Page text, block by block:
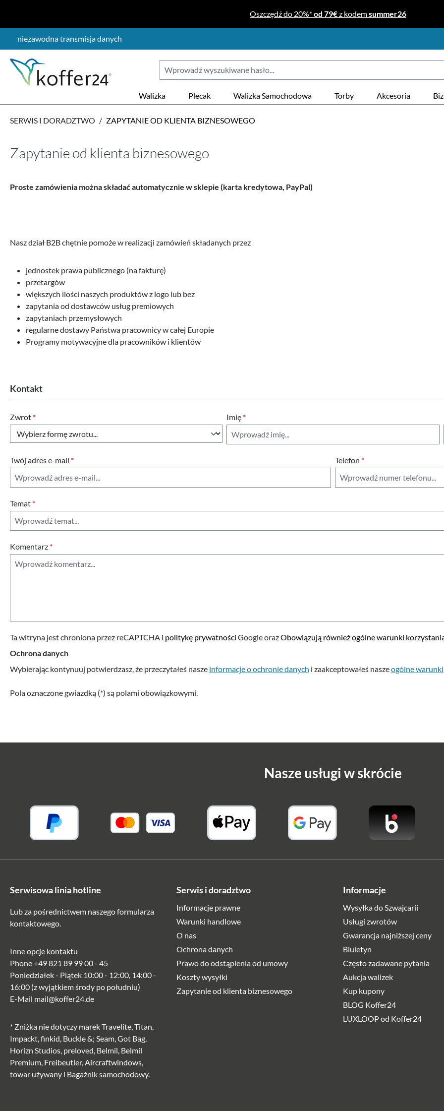
Oszczędź do 20%*od 79€z kodemsummer26
niezawodna transmisja danych
Walizka Plecak Walizka Samochodowa Torby Akcesoria
SERWIS I DORADZTWO / ZAPYTANIE OD KLIENTA BIZNESOWEGO
Zapytanie od klienta biznesowego
Proste zamówienia można składać automatycznie w sklepie (karta kredytowa, PayPal)
Nasz dział B2B chętnie pomoże w realizacji zamówień składanych przez
jednostek prawa publicznego (na fakturę)
przetargów
większych ilości naszych produktów z logo lub bez
zapytania od dostawców usług premiowych
zapytaniach przemysłowych
regularne dostawy Państwa pracownicy w całej Europie
Programy motywacyjne dla pracowników i klientów
Kontakt
Zwrot * Imię *
Twój adres e-mail * Telefon *
Temat *
Komentarz *
Ta witryna jest chroniona przez reCAPTCHA i politykę prywatności Google orazObowiązują również ogólne warunki
Ochrona danych
Wybierając kontynuuj potwierdzasz, że przeczytałeś nasze informacje o ochronie danych i zaakceptowałeś naszeogólne warunki
Pola oznaczone gwiazdką (*) są polami obowiązkowymi.
Nasze usługi w skrócie
Serwisowa linia hotline
Lub za pośrednictwem naszegoformularza
kontaktowego.
Inne opcje kontaktu
Phone+49 821 89 99 00 - 45
Poniedziałek - Piątek 10:00 - 12:00, 14:00 -
16:00 (z wyjątkiem środy po południu)
E-Mail mail@koffer24.de
* Zniżka nie dotyczy marek Travelite, Titan,
Impackt, finkid, Buckle &; Seam, Got Bag,
Horizn Studios, preloved, Belmil, Belmil
Premium, Freibeutler, Aircraftwindows,
towar używany i Bagażnik samochodowy.
Serwis i doradztwo
Informacje prawne
Warunki handlowe
O nas
Ochrona danych
Prawo do odstąpienia od umowy
Koszty wysyłki
Zapytanie od klienta biznesowego
Informacje
Wysyłka do Szwajcarii
Usługi zwrotów
Gwarancja najniższej ceny
Biuletyn
Często zadawane pytania
Aukcja walizek
Kup kupony
BLOG Koffer24
LUXLOOP od Koffer24